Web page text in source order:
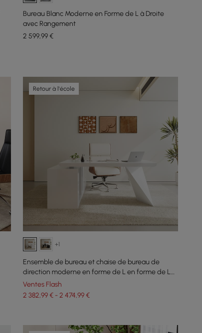
Bureau Blanc Moderne en Forme de L à Droite
avec Rangement
2 599,99€
Retour à l'école
+1
Ensemble de bureau et chaise de bureau de
direction moderne en forme de L en forme de L
pour main droite (1800 mm)
Ventes Flash
2 382,99 € - 2 474,99 €